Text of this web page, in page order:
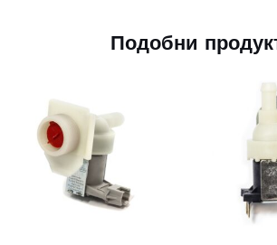
Подобни